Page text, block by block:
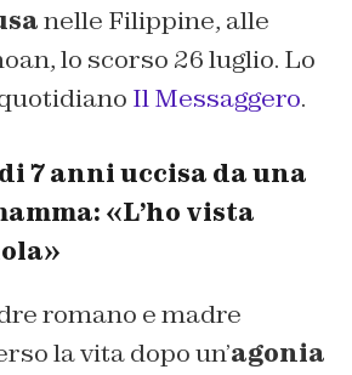
nelle Filippine, alle
lo scorso 26 luglio. Lo
Il Messaggero.
7 anni uccisa da una
«L’ho vista
romano e madre
la vita dopo un’agonia